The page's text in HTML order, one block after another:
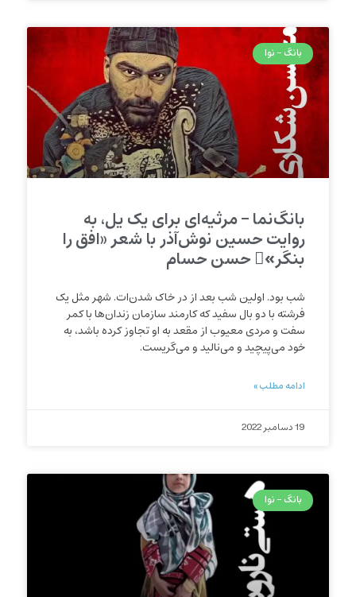
بانگ - نوا
بانگ‌نما – مرثیه‌ای برای یک یل، به
روایت حسین نوش‌آذر با شعر «افق را
بنگر»ِ حسن حسام
شب بود. اولین شب بعد از در خاک شدن‌ات. شهر مثل یک
فرشته با دو بال سفید که کارمند سازمان زندان‌ها با کمر
سفت و مردی معیوب از مقعد به او تجاوز کرده باشد، به
خود می‌پیچید و می‌نالید و می‌گریست.
ادامه مطلب »
19 دسامبر 2022
بانگ - نوا